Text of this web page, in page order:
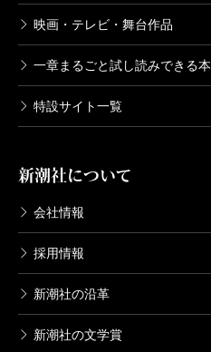
映画・テレビ・舞台作品
一章まるごと試し読みできる本
特設サイト一覧
新潮社について
会社情報
採用情報
新潮社の沿革
新潮社の文学賞